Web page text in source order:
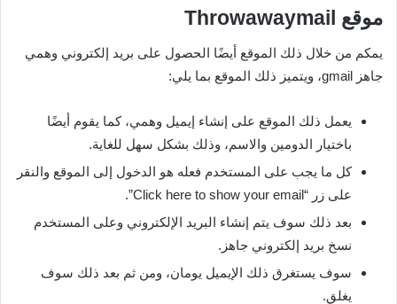
موقع Throwawaymail
يمكم من خلال ذلك الموقع أيضًا الحصول على بريد إلكتروني وهمي
جاهز gmail، ويتميز ذلك الموقع بما يلي:
يعمل ذلك الموقع على إنشاء إيميل وهمي، كما يقوم أيضًا
باختيار الدومين والاسم، وذلك بشكل سهل للغاية.
كل ما يجب على المستخدم فعله هو الدخول إلى الموقع والنقر
على زر “Click here to show your email”.
بعد ذلك سوف يتم إنشاء البريد الإلكتروني وعلى المستخدم
نسخ بريد إلكتروني جاهز.
سوف يستغرق ذلك الإيميل يومان، ومن ثم بعد ذلك سوف
يغلق.